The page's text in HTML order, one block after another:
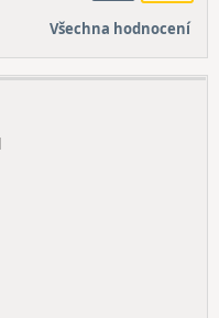
Všechna hodnocení